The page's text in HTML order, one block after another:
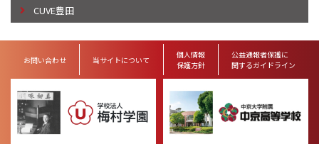
CUVE豊田
お問い合わせ 当サイトについて
個人情報
保護方針
公益通報者保護に
関するガイドライン